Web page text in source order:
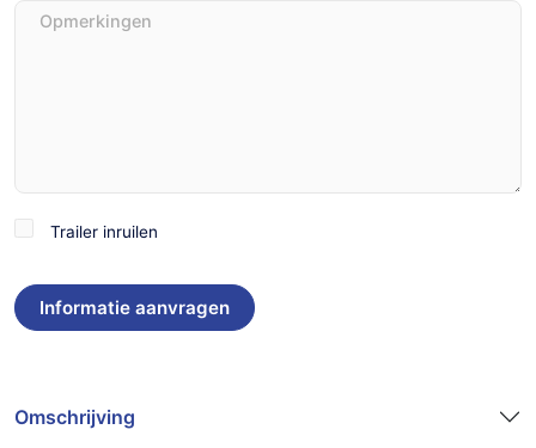
Opmerkingen
TrailerTrailer inruilen
Omschrijving